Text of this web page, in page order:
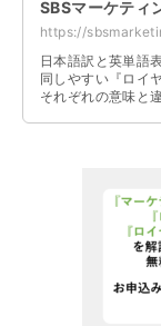
SBSマーケティ
日本語訳と英単語
同しやすい『ロイ
それぞれの意味と